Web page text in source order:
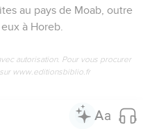
au pays de Moab, outre
à Horeb.
autorisation. Pour vous procurer
www.editionsbiblio.fr